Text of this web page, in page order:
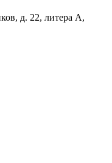
д. 22, литера А,